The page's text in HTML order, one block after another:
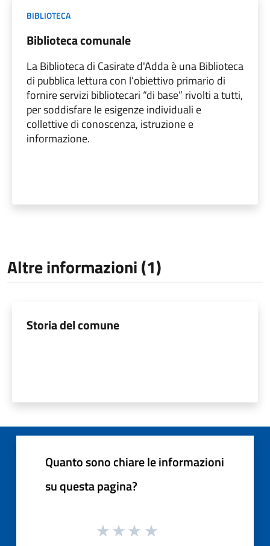
BIBLIOTECA
Biblioteca comunale
La Biblioteca di Casirate d'Adda è una Biblioteca
di pubblica lettura con l’obiettivo primario di
fornire servizi bibliotecari “di base” rivolti a tutti,
per soddisfare le esigenze individuali e
collettive di conoscenza, istruzione e
informazione.
Altre informazioni (1)
Storia del comune
Quanto sono chiare le informazioni
su questa pagina?